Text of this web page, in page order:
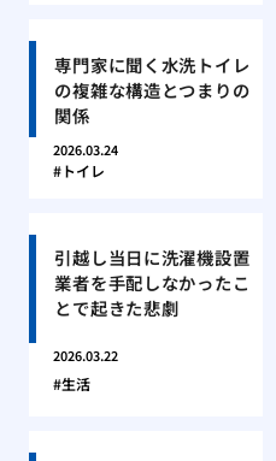
専門家に聞く水洗トイレ
の複雑な構造とつまりの
関係
2026.03.24
トイレ
引越し当日に洗濯機設置
業者を手配しなかったこ
とで起きた悲劇
2026.03.22
生活